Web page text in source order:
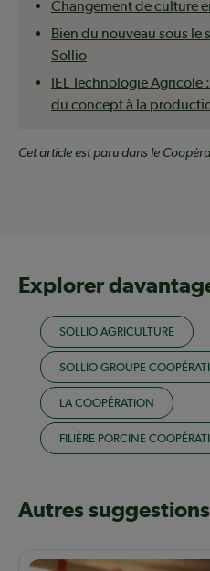
Changement de culture
Bien du nouveau sous le
Sollio
IEL Technologie
du concept à la
Cet article est paru dans le
Explorer
SOLLIO AGRICULTURE
SOLLIO GROUPE
LA COOPÉRATION
FILIÈRE PORCINE
Autres